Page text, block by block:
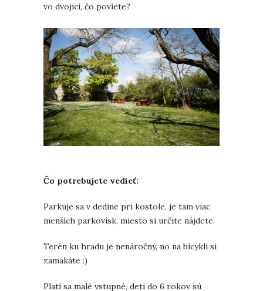
vo dvojici, čo poviete?
Čo potrebujete vedieť:
Parkuje sa v dedine pri kostole, je tam viac
menších parkovísk, miesto si určite nájdete.
Terén ku hradu je nenáročný, no na bicykli si
zamakáte :)
Platí sa malé vstupné, deti do 6 rokov sú